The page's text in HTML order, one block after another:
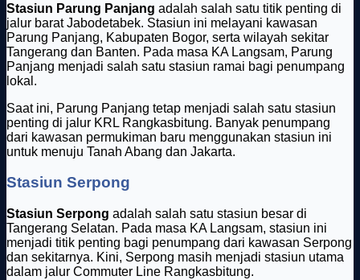
Stasiun Parung Panjang adalah salah satu titik penting di
jalur barat Jabodetabek. Stasiun ini melayani kawasan
Parung Panjang, Kabupaten Bogor, serta wilayah sekitar
Tangerang dan Banten. Pada masa KA Langsam, Parung
Panjang menjadi salah satu stasiun ramai bagi penumpang
lokal.
Saat ini, Parung Panjang tetap menjadi salah satu stasiun
penting di jalur KRL Rangkasbitung. Banyak penumpang
dari kawasan permukiman baru menggunakan stasiun ini
untuk menuju Tanah Abang dan Jakarta.
Stasiun Serpong
Stasiun Serpong adalah salah satu stasiun besar di
Tangerang Selatan. Pada masa KA Langsam, stasiun ini
menjadi titik penting bagi penumpang dari kawasan Serpong
dan sekitarnya. Kini, Serpong masih menjadi stasiun utama
dalam jalur Commuter Line Rangkasbitung.